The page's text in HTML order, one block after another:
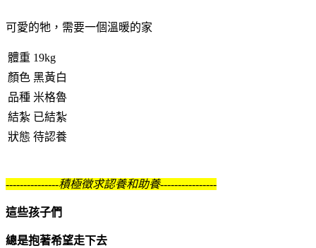
可愛的牠，需要一個溫暖的家
體重 19kg
顏色 黑黃白
品種 米格魯
結紮 已結紮
狀態 待認養
---------------積極徵求認養和助養----------------
這些孩子們
總是抱著希望走下去